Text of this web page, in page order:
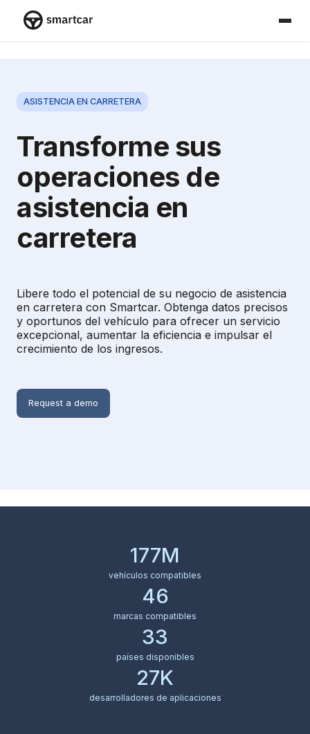
ASISTENCIA EN CARRETERA
Transforme sus
operaciones de
asistencia en
carretera
Libere todo el potencial de su negocio de asistencia
en carretera con Smartcar. Obtenga datos precisos
y oportunos del vehículo para ofrecer un servicio
excepcional, aumentar la eficiencia e impulsar el
crecimiento de los ingresos.
Request a demo
177M
vehículos compatibles
46
marcas compatibles
33
países disponibles
27K
desarrolladores de aplicaciones